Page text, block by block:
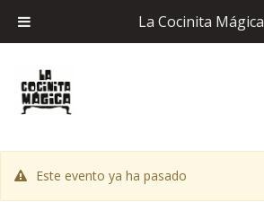
Este evento ya ha pasado
La Cocinita Mágica